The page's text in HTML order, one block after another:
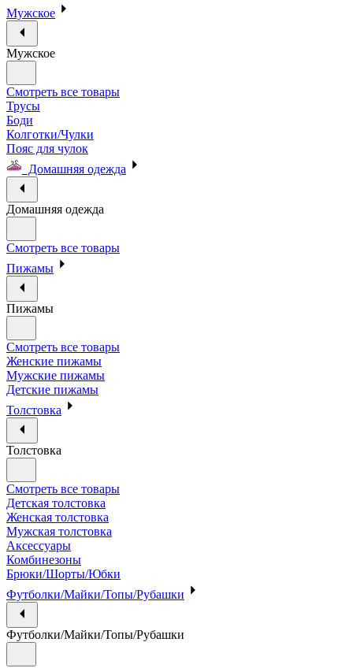
Мужское
Мужское
Смотреть все товары
Трусы
Боди
Колготки/Чулки
Пояс для чулок
Домашняя одежда
Домашняя одежда
Смотреть все товары
Пижамы
Пижамы
Смотреть все товары
Женские пижамы
Мужские пижамы
Детские пижамы
Толстовка
Толстовка
Смотреть все товары
Детская толстовка
Женская толстовка
Мужская толстовка
Аксессуары
Комбинезоны
Брюки/Шорты/Юбки
Футболки/Майки/Топы/Рубашки
Футболки/Майки/Топы/Рубашки